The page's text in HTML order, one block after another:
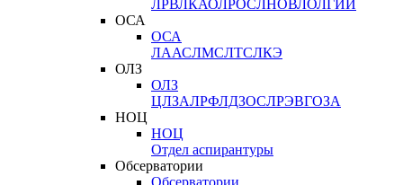
ЛРВЛКАОЛРОСЛНОВЛОЛГИИ
ОСА
ОСА
ЛААСЛМСЛТСЛКЭ
ОЛЗ
ОЛЗ
ЦЛЗАЛРФЛДЗОСЛРЭВГОЗА
НОЦ
НОЦ
Отдел аспирантуры
Обсерватории
Обсерватории